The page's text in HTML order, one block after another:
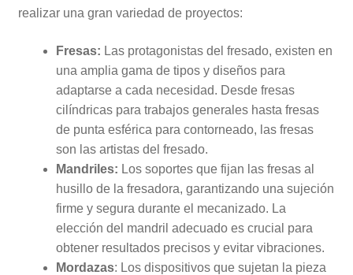
realizar una gran variedad de proyectos:
Fresas: Las protagonistas del fresado, existen en
una amplia gama de tipos y diseños para
adaptarse a cada necesidad. Desde fresas
cilíndricas para trabajos generales hasta fresas
de punta esférica para contorneado, las fresas
son las artistas del fresado.
Mandriles: Los soportes que fijan las fresas al
husillo de la fresadora, garantizando una sujeción
firme y segura durante el mecanizado. La
elección del mandril adecuado es crucial para
obtener resultados precisos y evitar vibraciones.
Mordazas: Los dispositivos que sujetan la pieza